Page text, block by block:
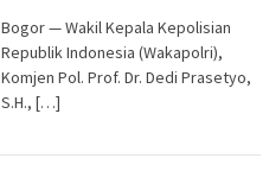
Bogor — Wakil Kepala Kepolisian
Republik Indonesia (Wakapolri),
Komjen Pol. Prof. Dr. Dedi Prasetyo,
S.H., […]